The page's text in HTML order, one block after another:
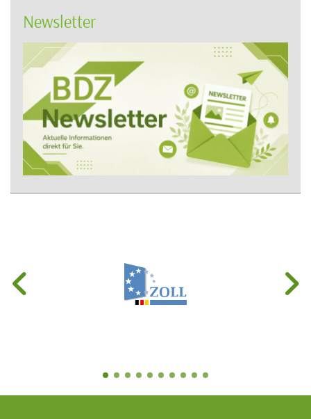
Newsletter